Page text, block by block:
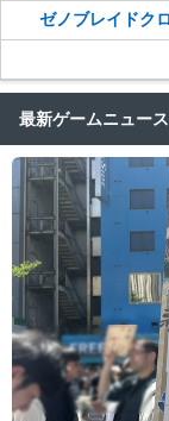
ゼノブレイドク
最新ゲームニュース